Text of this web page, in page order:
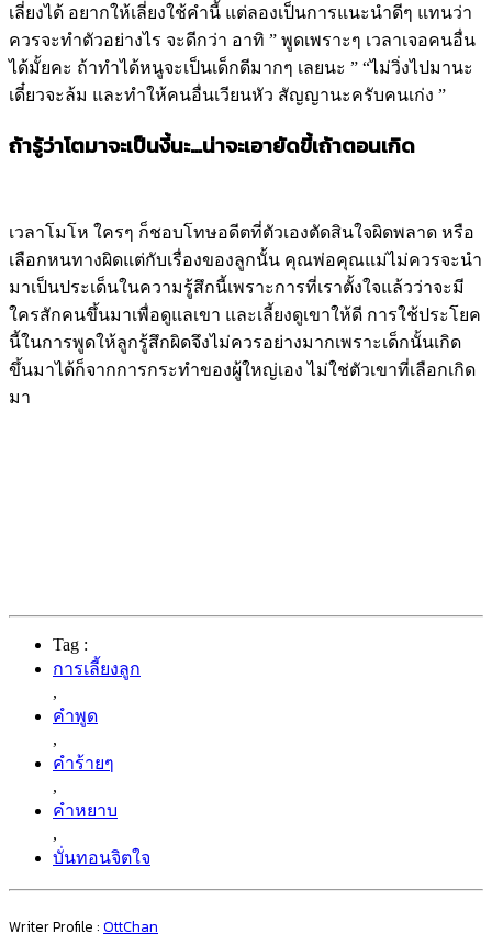
เลี่ยงได้ อยากให้เลี่ยงใช้คำนี้ แต่ลองเป็นการแนะนำดีๆ แทนว่า
ควรจะทำตัวอย่างไร จะดีกว่า อาทิ ” พูดเพราะๆ เวลาเจอคนอื่น
ได้มั้ยคะ ถ้าทำได้หนูจะเป็นเด็กดีมากๆ เลยนะ ” “ไม่วิ่งไปมานะ
เดี๋ยวจะล้ม และทำให้คนอื่นเวียนหัว สัญญานะครับคนเก่ง ”
ถ้ารู้ว่าโตมาจะเป็นงี้นะ…น่าจะเอายัดขี้เถ้าตอนเกิด
เวลาโมโห ใครๆ ก็ชอบโทษอดีตที่ตัวเองตัดสินใจผิดพลาด หรือ
เลือกหนทางผิดแต่กับเรื่องของลูกนั้น คุณพ่อคุณแม่ไม่ควรจะนำ
มาเป็นประเด็นในความรู้สึกนี้เพราะการที่เราตั้งใจแล้วว่าจะมี
ใครสักคนขึ้นมาเพื่อดูแลเขา และเลี้ยงดูเขาให้ดี การใช้ประโยค
นี้ในการพูดให้ลูกรู้สึกผิดจึงไม่ควรอย่างมากเพราะเด็กนั้นเกิด
ขึ้นมาได้ก็จากการกระทำของผู้ใหญ่เอง ไม่ใช่ตัวเขาที่เลือกเกิด
มา
Tag :
การเลี้ยงลูก
,
คำพูด
,
คำร้ายๆ
,
คำหยาบ
,
บั่นทอนจิตใจ
Writer Profile : OttChan